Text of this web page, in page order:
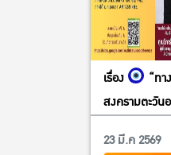
เรื่อง
“ท
สงครามตะวัน
23 มี.ค 2569